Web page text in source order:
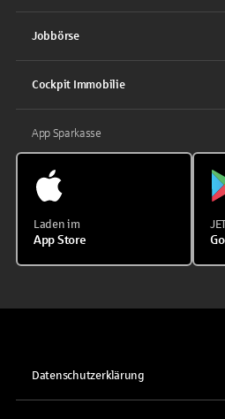
Jobbörse
Cockpit Immobilie
App Sparkasse
Laden im
App Store
Datenschutzerklärung